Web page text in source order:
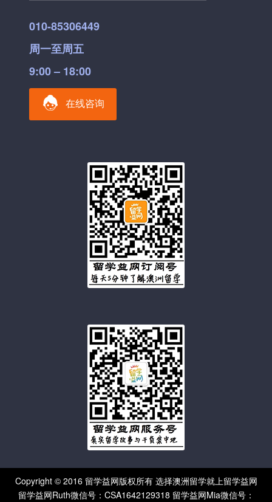
010-85306449
周一至周五
9:00 – 18:00
在线咨询
Copyright © 2016 留学益网版权所有 选择澳洲留学就上留学益网
留学益网Ruth微信号：CSA1642129318 留学益网Mia微信号：